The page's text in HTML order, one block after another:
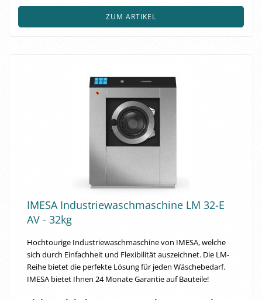
ZUM ARTIKEL
IMESA In­dus­trie­wasch­ma­schi­ne LM 32-E
AV - 32kg
Hoch­tou­rige In­dus­trie­wasch­ma­schi­ne von IMESA, wel­che
sich durch Ein­fach­heit und Fle­xi­bi­li­tät aus­zeich­net. Die LM-​
Reihe bie­tet die per­fek­te Lö­sung für jeden Wä­sche­be­darf.
IMESA bie­tet Ihnen 24 Mo­na­te Ga­ran­tie auf Bau­tei­le!